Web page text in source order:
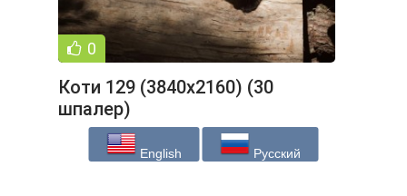
0
Коти 129 (3840x2160) (30
шпалер)
English Русский